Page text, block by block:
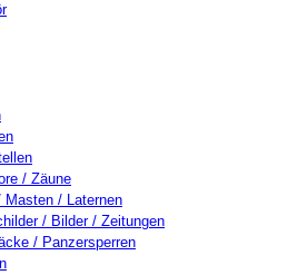
/ Zäune
/ Laternen
/ Bilder / Zeitungen
/ Panzersperren